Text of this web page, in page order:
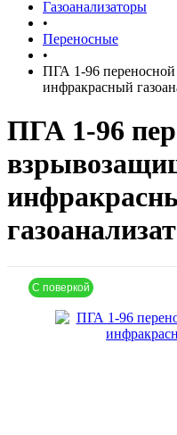
Газоанализаторы
•
Переносные
•
ПГА 1-96
инфракрасный
ПГА 1-96
С поверкой